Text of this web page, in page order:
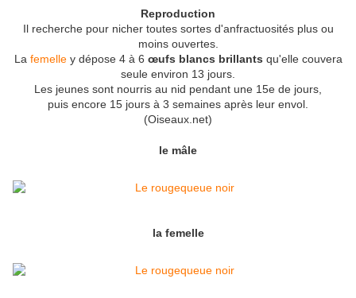
Reproduction
Il recherche pour nicher toutes sortes d'anfractuosités plus ou
moins ouvertes.
La femelley dépose 4 à 6 œufs blancs brillants qu'elle couvera
seule environ 13 jours.
Les jeunes sont nourris au nid pendant une 15e de jours,
puis encore 15 jours à 3 semaines après leur envol.
(Oiseaux.net)
le mâle
la femelle